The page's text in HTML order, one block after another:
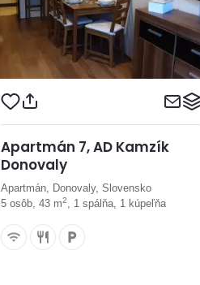
Apartmán 7, AD Kamzík
Donovaly
Apartmán, Donovaly, Slovensko
5 osôb, 43 m2, 1 spálňa, 1 kúpeľňa